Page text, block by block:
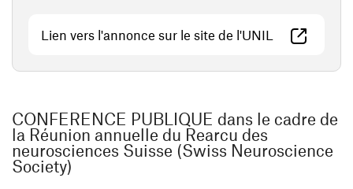
Lien vers l'annonce sur le site de l'UNIL (ouvre une
CONFERENCE PUBLIQUE dans le cadre de
la Réunion annuelle du Rearcu des
neurosciences Suisse (Swiss Neuroscience
Society)